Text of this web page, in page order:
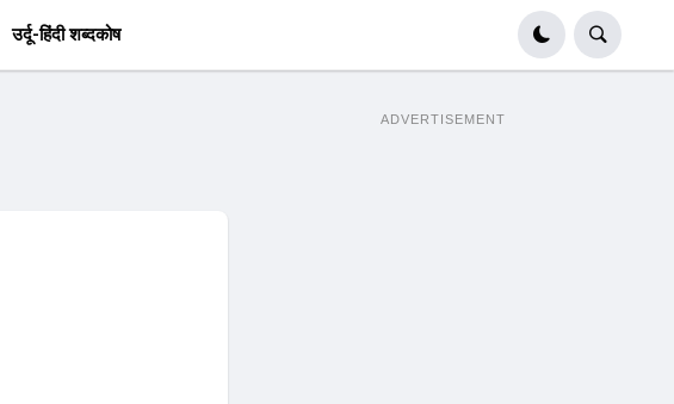
उर्दू-हिंदी शब्दकोष
ADVERTISEMENT